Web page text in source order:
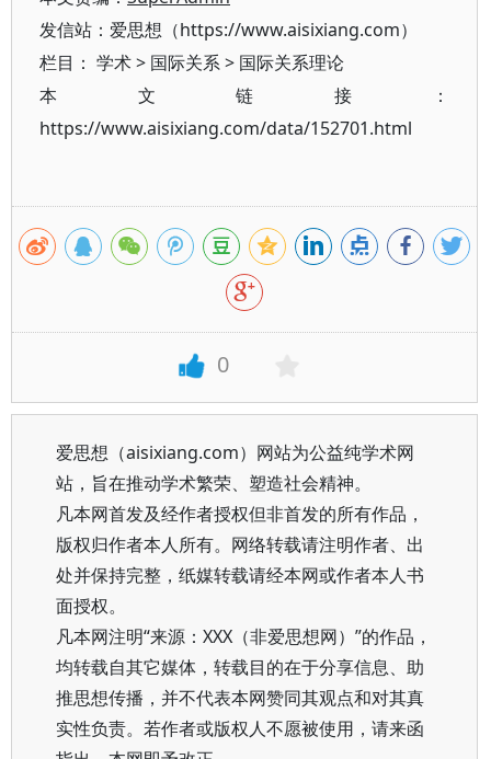
发信站：爱思想（https://www.aisixiang.com）
栏目： 学术> 国际关系> 国际关系理论
本文链接：
https://www.aisixiang.com/data/152701.html
0
爱思想（aisixiang.com）网站为公益纯学术网
站，旨在推动学术繁荣、塑造社会精神。
凡本网首发及经作者授权但非首发的所有作品，
版权归作者本人所有。网络转载请注明作者、出
处并保持完整，纸媒转载请经本网或作者本人书
面授权。
凡本网注明“来源：XXX（非爱思想网）”的作品，
均转载自其它媒体，转载目的在于分享信息、助
推思想传播，并不代表本网赞同其观点和对其真
实性负责。若作者或版权人不愿被使用，请来函